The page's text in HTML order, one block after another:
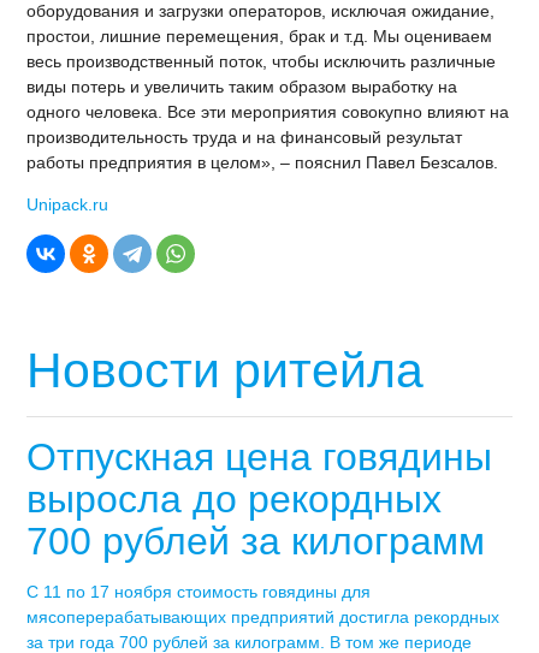
оборудования и загрузки операторов, исключая ожидание,
простои, лишние перемещения, брак и т.д. Мы оцениваем
весь производственный поток, чтобы исключить различные
виды потерь и увеличить таким образом выработку на
одного человека. Все эти мероприятия совокупно влияют на
производительность труда и на финансовый результат
работы предприятия в целом», – пояснил Павел Безсалов.
Unipack.ru
Новости ритейла
Отпускная цена говядины
выросла до рекордных
700 рублей за килограмм
С 11 по 17 ноября стоимость говядины для
мясоперерабатывающих предприятий достигла рекордных
за три года 700 рублей за килограмм. В том же периоде